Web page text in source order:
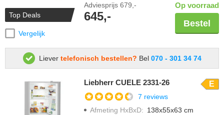
Top Deals
Vergelijk
Adviesprijs 679,-
645,-
Op voorraad
Bestel
Liever telefonisch bestellen? Bel 070 - 301 34 74
Liebherr CUELE 2331-26 E
7 reviews
Afmeting HxBxD: 138x55x63 cm